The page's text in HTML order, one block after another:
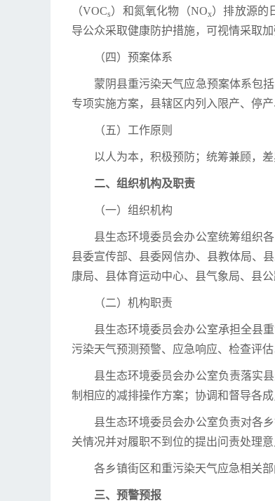
（VOCs）和氮氧化物（NOx）排放源的
导公众采取健康防护措施，可视情采取加
（四）预案体系
蒙阴县重污染天气应急预案体系包
专项实施方案，县辖区内列入限产、停
（五）工作原则
以人为本，积极预防；统筹兼顾，
二、组织机构及职责
（一）组织机构
县生态环境委员会办公室统筹组织
县委宣传部、县委网信办、县教体局、
康局、县体育运动中心、县气象局、县
（二）机构职责
县生态环境委员会办公室承担全县
污染天气预测预警、应急响应、检查评
县生态环境委员会办公室负责落实
制相应的减排操作方案；协调和督导各
县生态环境委员会办公室负责对各
关情况并对履职不到位的提出问责处理意
各乡镇街区和重污染天气应急相关
三、预警预报